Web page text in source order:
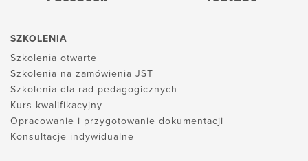
SZKOLENIA
Szkolenia otwarte
Szkolenia na zamówienia JST
Szkolenia dla rad pedagogicznych
Kurs kwalifikacyjny
Opracowanie i przygotowanie dokumentacji
Konsultacje indywidualne